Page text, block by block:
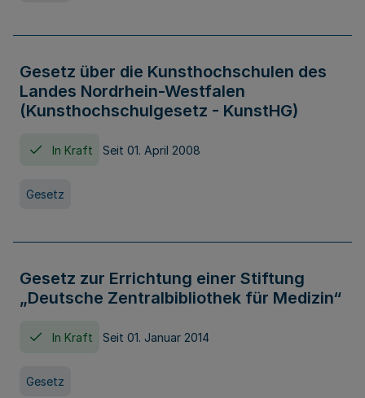
Gesetz über die Kunsthochschulen des
Landes Nordrhein-Westfalen
(Kunsthochschulgesetz - KunstHG)
In Kraft Seit 01. April 2008
Gesetz
Gesetz zur Errichtung einer Stiftung
„Deutsche Zentralbibliothek für Medizin“
In Kraft Seit 01. Januar 2014
Gesetz